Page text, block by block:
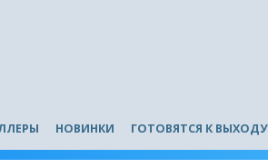
НОВИНКИ ГОТОВЯТСЯ К ВЫХОДУ